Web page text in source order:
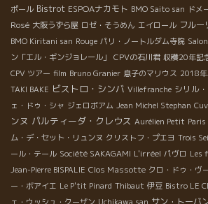
ポール Bistrot ESPOAナカモト BMO Saito san ドメ
Rosé 大阪うずら屋 ロゼ・そうめん エイロール フルー
BMO Kiritani san Rouge パリ・ノートルダム寺院
ン「エル・ギンジョレール」
CPVの石川君 収穫20年記
CPV ツアー film Bruno Granier 息子のマリウス 2018
TAKI BAKE ビストロ・シンバ Villefranche シリル
ェ・ドゥ・シャ ジェロボアム Jean Michel Stephan
ンヌ パルティーダ・クレウス Aurélien Petit
ム・デ・セット・リュンヌ クリストフ・プエヨ Trois
ール・テール Société SAKAGAMI L'irréel パヴロ Les
Jean-Pierre BISPALIE Clos Massotte クロ・ドゥ・ヴ
ー・ボアイエ Le P'tit Pinard Thibaut 伊豆 Bistro LE